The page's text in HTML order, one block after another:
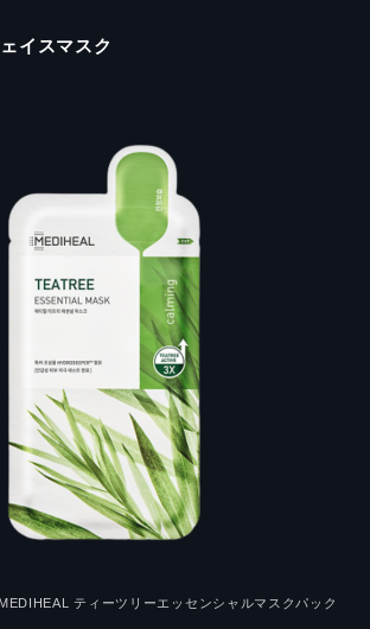
イスマスク
ティーツリーエッセンシャルマスクパック